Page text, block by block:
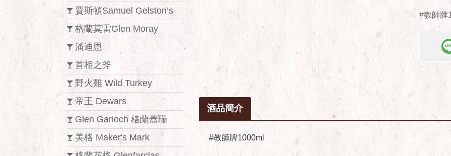
賈斯頓Samuel Gelston’s
格蘭莫雷Glen Moray
潘迪恩
首相之斧
野火雞 Wild Turkey
帝王 Dewars
Glen Garioch 格蘭蓋瑞
美格 Maker's Mark
#教師牌
酒品簡介
#教師牌1000ml